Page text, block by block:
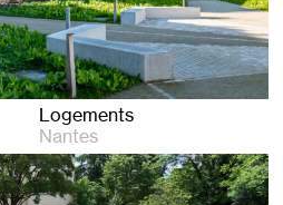
Logements
Nantes